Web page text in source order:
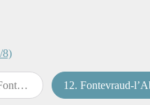
8)
12.Fontevraud-l’Abbaye nach